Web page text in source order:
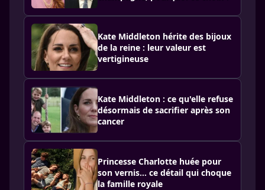
Kate Middleton hérite des bijoux
de la reine : leur valeur est
vertigineuse
Kate Middleton : ce qu'elle refuse
désormais de sacrifier après son
cancer
Princesse Charlotte huée pour
son vernis… ce détail qui choque
la famille royale